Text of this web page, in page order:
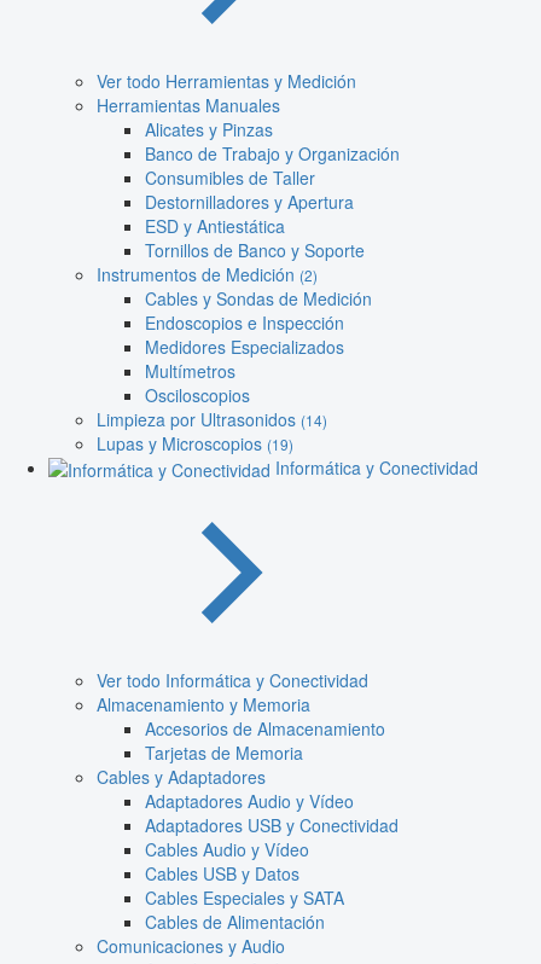
Ver todo Herramientas y Medición
Herramientas Manuales
Alicates y Pinzas
Banco de Trabajo y Organización
Consumibles de Taller
Destornilladores y Apertura
ESD y Antiestática
Tornillos de Banco y Soporte
Instrumentos de Medición (2)
Cables y Sondas de Medición
Endoscopios e Inspección
Medidores Especializados
Multímetros
Osciloscopios
Limpieza por Ultrasonidos (14)
Lupas y Microscopios (19)
Informática y Conectividad
Ver todo Informática y Conectividad
Almacenamiento y Memoria
Accesorios de Almacenamiento
Tarjetas de Memoria
Cables y Adaptadores
Adaptadores Audio y Vídeo
Adaptadores USB y Conectividad
Cables Audio y Vídeo
Cables USB y Datos
Cables Especiales y SATA
Cables de Alimentación
Comunicaciones y Audio